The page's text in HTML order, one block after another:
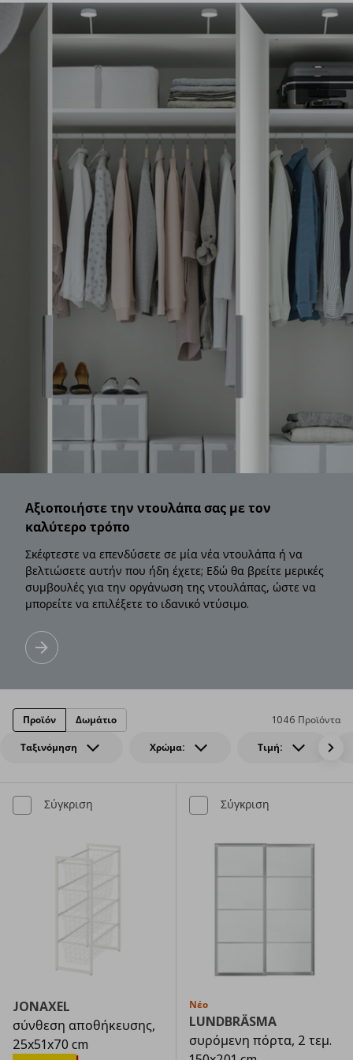
Αξιοποιήστε την ντουλάπα σας με τον
καλύτερο τρόπο
Σκέφτεστε να επενδύσετε σε μία νέα ντουλάπα ή να
βελτιώσετε αυτήν που ήδη έχετε; Εδώ θα βρείτε μερικές
συμβουλές για την οργάνωση της ντουλάπας, ώστε να
μπορείτε να επιλέξετε το ιδανικό ντύσιμο.
Αξιοποιήστε την ντουλάπα σας με τον καλύτερο τρόπο
Μάθετε περισσότερα
Ταξινόμηση Χρώμα: Τιμή:
1046 Προϊόντα
Προϊόν Δωμάτιο
Σύγκριση
JONAXEL
σύνθεση αποθήκευσης,
25x51x70 cm
Σύγκριση
Νέο
LUNDBRÄSMA
συρόμενη πόρτα, 2 τεμ.